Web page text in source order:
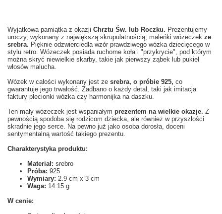
Wyjątkowa pamiątka z okazji Chrztu Św. lub Roczku. Prezentujemy
uroczy, wykonany z największą skrupulatnością, maleńki wózeczek ze
srebra. Pięknie odzwierciedla wzór prawdziwego wózka dziecięcego w
stylu retro. Wózeczek posiada ruchome koła i "przykrycie", pod którym
można skryć niewielkie skarby, takie jak pierwszy ząbek lub pukiel
włosów malucha.
Wózek w całości wykonany jest ze srebra, o próbie 925, co
gwarantuje jego trwałość. Zadbano o każdy detal, taki jak imitacja
faktury plecionki wózka czy harmonijka na daszku.
Ten mały wózeczek jest wspaniałym prezentem na wielkie okazje. Z
pewnością spodoba się rodzicom dziecka, ale również w przyszłości
skradnie jego serce. Na pewno już jako osoba dorosła, doceni
sentymentalną wartość takiego prezentu.
Charakterystyka produktu:
Materiał: srebro
Próba: 925
Wymiary: 2.9 cm x 3 cm
Waga: 14.15 g
W cenie: